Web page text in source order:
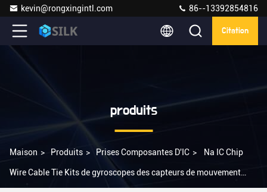
kevin@rongxingintl.com 86--13392854816
Citation
produits
Maison > Produits > Prises Composantes D'IC > Na IC Chip
Wire Cable Tie Kits de gyroscopes des capteurs de mouvement